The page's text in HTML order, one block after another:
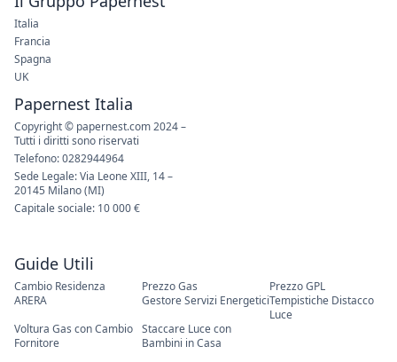
Guide Utili
Cambio Residenza Prezzo Gas
Prezzo GPL
ARERA
Gestore Servizi EnergeticiTempistiche Distacco
Luce
Voltura Gas con Cambio
Fornitore
Staccare Luce con
Bambini in Casa
Italia
Francia
Spagna
UK
Papernest Italia
Copyright © papernest.com 2024 –
Tutti i diritti sono riservati
Telefono: 0282944964
Sede Legale: Via Leone XIII, 14 –
20145 Milano (MI)
Capitale sociale: 10 000 €